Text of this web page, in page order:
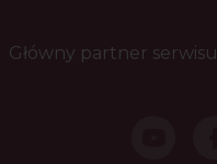
Główny partner serwisu